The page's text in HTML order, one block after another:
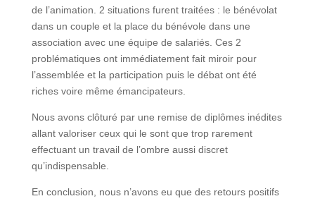
de l’animation. 2 situations furent traitées : le bénévolat
dans un couple et la place du bénévole dans une
association avec une équipe de salariés. Ces 2
problématiques ont immédiatement fait miroir pour
l’assemblée et la participation puis le débat ont été
riches voire même émancipateurs.
Nous avons clôturé par une remise de diplômes inédites
allant valoriser ceux qui le sont que trop rarement
effectuant un travail de l’ombre aussi discret
qu’indispensable.
En conclusion, nous n’avons eu que des retours positifs